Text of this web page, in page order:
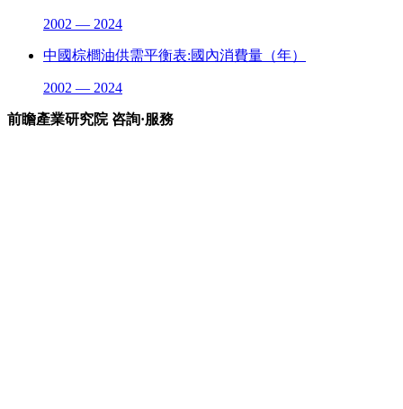
2002 — 2024
中國棕櫚油供需平衡表:國內消費量（年）
2002 — 2024
前瞻產業研究院 咨詢·服務